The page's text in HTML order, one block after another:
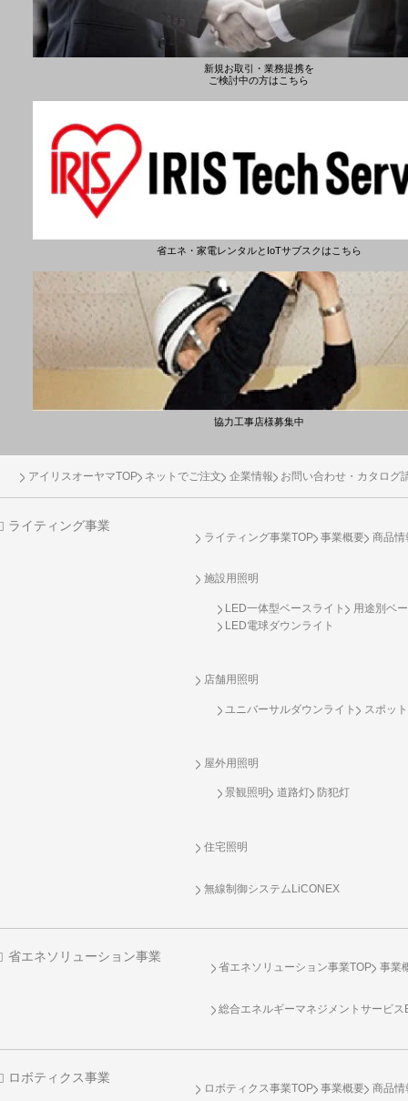
新規お取引・業務提携を
ご検討中の方はこちら
省エネ・家電レンタルとIoTサブスクはこちら
協力工事店様募集中
アイリスオーヤマTOP ネットでご注文 企業情報 お問い合わせ・カタログ
ライティング事業
ライティング事業TOP 事業概要 商品情
施設用照明
LED一体型ベースライト
用途別ベ
LED電球ダウンライト
店舗用照明
ユニバーサルダウンライト スポッ
屋外用照明
景観照明 道路灯 防犯灯
住宅照明
無線制御システムLiCONEX
省エネソリューション事業
省エネソリューション事業TOP 事業
総合エネルギーマネジメントサービ
ロボティクス事業
ロボティクス事業TOP 事業概要 商品情